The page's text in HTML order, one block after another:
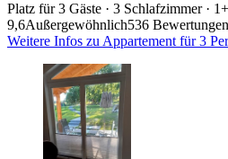
Platz für 3 Gäste · 3 Schlafzimmer ·
9,6Außergewöhnlich536 Bewertungen
Weitere Infos zu Appartement für 3